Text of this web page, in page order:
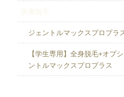
医療脱毛
ジェントルマックスプロプラ
【学生専用】全身脱毛+オプ
ントルマックスプロプラス